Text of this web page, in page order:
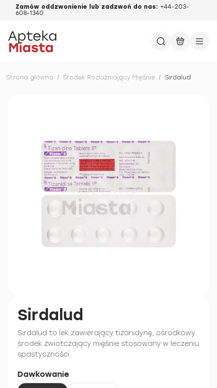
Zamów oddzwonienie lub zadzwoń do nas: +44-203-
608-1340
Strona główna / Środek Rozluźniający Mięśnie / Sirdalud
Sirdalud
Sirdalud to lek zawierający tizanidynę, ośrodkowy
środek zwiotczający mięśnie stosowany w leczeniu
spastyczności.
Dawkowanie